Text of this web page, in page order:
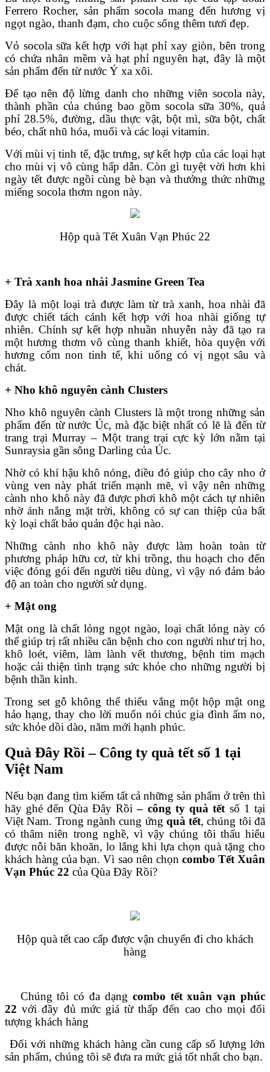
Ferrero Rocher, sản phẩm socola mang đến hương vị
ngọt ngào, thanh đạm, cho cuộc sống thêm tươi đẹp.
Vỏ socola sữa kết hợp với hạt phỉ xay giòn, bên trong
có chứa nhân mềm và hạt phỉ nguyên hạt, đây là một
sản phẩm đến từ nước Ý xa xôi.
Để tạo nên độ lừng danh cho những viên socola này,
thành phần của chúng bao gồm socola sữa 30%, quả
phỉ 28.5%, đường, dầu thực vật, bột mì, sữa bột, chất
béo, chất nhũ hóa, muối và các loại vitamin.
Với mùi vị tinh tế, đặc trưng, sự kết hợp của các loại hạt
cho mùi vị vô cùng hấp dẫn. Còn gì tuyệt vời hơn khi
ngày tết được ngồi cùng bè bạn và thưởng thức những
miếng socola thơm ngon này.
Hộp quà Tết Xuân Vạn Phúc 22
+ Trà xanh hoa nhài Jasmine Green Tea
Đây là một loại trà được làm từ trà xanh, hoa nhài đã
được chiết tách cánh kết hợp với hoa nhài giống tự
nhiên. Chính sự kết hợp nhuần nhuyễn này đã tạo ra
một hương thơm vô cùng thanh khiết, hòa quyện với
hương cốm non tinh tế, khi uống có vị ngọt sâu và
chát.
+ Nho khô nguyên cành Clusters
Nho khô nguyên cành Clusters là một trong những sản
phẩm đến từ nước Úc, mà đặc biệt nhất có lẽ là đến từ
trang trại Murray – Một trang trại cực kỳ lớn nằm tại
Sunraysia gần sông Darling của Úc.
Nhờ có khí hậu khô nóng, điều đó giúp cho cây nho ở
vùng ven này phát triển mạnh mẽ, vì vậy nên những
cành nho khô này đã được phơi khô một cách tự nhiên
nhờ ánh nắng mặt trời, không có sự can thiệp của bất
kỳ loại chất bảo quản độc hại nào.
Những cành nho khô này được làm hoàn toàn từ
phương pháp hữu cơ, từ khi trồng, thu hoạch cho đến
việc đóng gói đến người tiêu dùng, vì vậy nó đảm bảo
độ an toàn cho người sử dụng.
+ Mật ong
Mật ong là chất lỏng ngọt ngào, loại chất lỏng này có
thể giúp trị rất nhiều căn bệnh cho con người như trị ho,
khô loét, viêm, làm lành vết thương, bệnh tim mạch
hoặc cải thiện tình trạng sức khỏe cho những người bị
bệnh thần kinh.
Trong set gỗ không thể thiếu vắng một hộp mật ong
hảo hạng, thay cho lời muốn nói chúc gia đình ấm no,
sức khỏe dồi dào, năm mới hạnh phúc.
Quà Đây Rồi – Công ty quà tết số 1 tại
Việt Nam
Nếu bạn đang tìm kiếm tất cả những sản phẩm ở trên thì
hãy ghé đến Qùa Đây Rồi– công ty quà tếtsố 1 tại
Việt Nam. Trong ngành cung ứng quà tết, chúng tôi đã
có thâm niên trong nghề, vì vậy chúng tôi thấu hiểu
được nỗi băn khoăn, lo lắng khi lựa chọn quà tặng cho
khách hàng của bạn. Vì sao nên chọn combo Tết Xuân
Vạn Phúc 22 của Qùa Đây Rồi?
Hộp quà tết cao cấp được vận chuyển đi cho khách
hàng
Chúng tôi có đa dạng combo tết xuân vạn phúc
22 với đầy đủ mức giá từ thấp đến cao cho mọi đối
tượng khách hàng
Đối với những khách hàng cần cung cấp số lượng lớn
sản phẩm, chúng tôi sẽ đưa ra mức giá tốt nhất cho bạn.